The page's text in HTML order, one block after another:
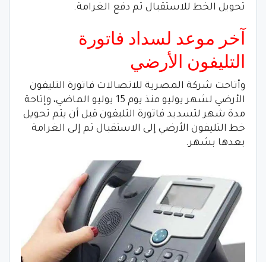
تحويل الخط للاستقبال ثم دفع الغرامة.
آخر موعد لسداد فاتورة
التليفون الأرضي
وأتاحت شركة المصرية للاتصالات فاتورة التليفون
الأرضي لشهر يوليو منذ يوم 15 يوليو الماضي، وإتاحة
مدة شهر لتسديد فاتورة التليفون قبل أن يتم تحويل
خط التليفون الأرضي إلى الاستقبال ثم إلى الغرامة
بعدها بشهر.